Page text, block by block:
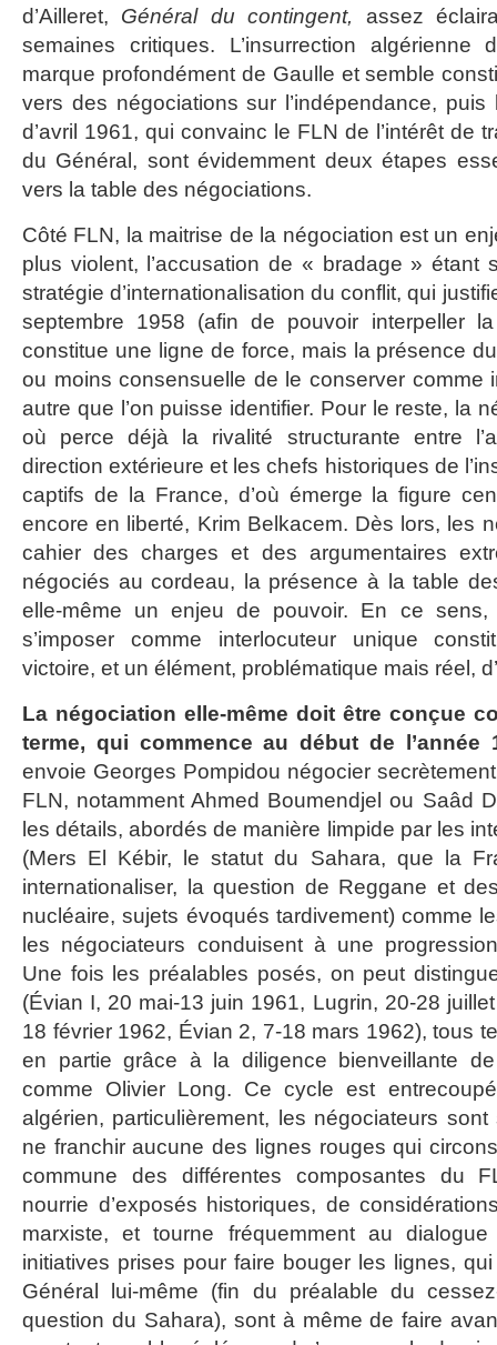
d’Ailleret, Général du contingent, assez
semaines critiques. L’insurrection
marque profondément de Gaulle et semble
vers des négociations sur l’indépendance,
d’avril 1961, qui convainc le FLN de l’intérêt de
du Général, sont évidemment deux étapes
vers la table des négociations.
Côté FLN, la maitrise de la négociation est un
plus violent, l’accusation de « bradage » étant
stratégie d’internationalisation du conflit, qui
septembre 1958 (afin de pouvoir interpeller
constitue une ligne de force, mais la présence
ou moins consensuelle de le conserver comme
autre que l’on puisse identifier. Pour le reste, la
où perce déjà la rivalité structurante entre
direction extérieure et les chefs historiques de
captifs de la France, d’où émerge la figure
encore en liberté, Krim Belkacem. Dès lors, les
cahier des charges et des argumentaires
négociés au cordeau, la présence à la table
elle-même un enjeu de pouvoir. En ce
s’imposer comme interlocuteur unique
victoire, et un élément, problématique mais réel,
La négociation elle-même doit être conçue
terme, qui commence au début de l’année
envoie Georges Pompidou négocier
FLN, notamment Ahmed Boumendjel ou Saâd
les détails, abordés de manière limpide par les
(Mers El Kébir, le statut du Sahara, que la
internationaliser, la question de Reggane et
nucléaire, sujets évoqués tardivement) comme
les négociateurs conduisent à une
Une fois les préalables posés, on peut
(Évian I, 20 mai-13 juin 1961, Lugrin, 20-28
18 février 1962, Évian 2, 7-18 mars 1962), tous
en partie grâce à la diligence bienveillante
comme Olivier Long. Ce cycle est
algérien, particulièrement, les négociateurs
ne franchir aucune des lignes rouges qui
commune des différentes composantes du
nourrie d’exposés historiques, de
marxiste, et tourne fréquemment au
initiatives prises pour faire bouger les lignes,
Général lui-même (fin du préalable du
question du Sahara), sont à même de faire